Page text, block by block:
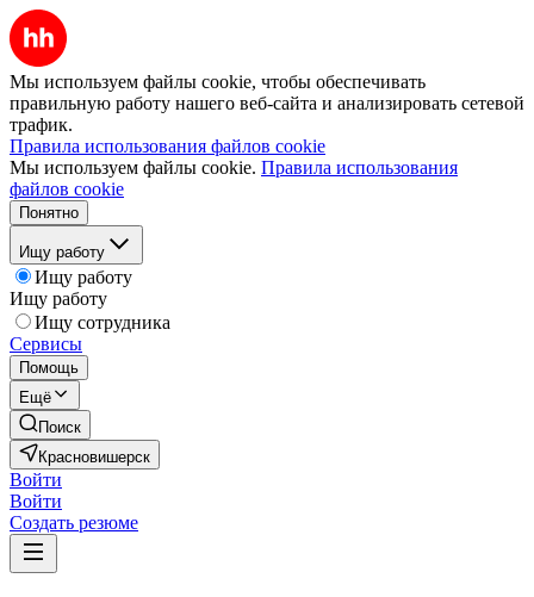
Мы используем файлы cookie, чтобы обеспечивать
правильную работу нашего веб-сайта и анализировать сетевой
трафик.
Правила использования файлов cookie
Мы используем файлы cookie. Правила использования
файлов cookie
Понятно
Ищу работу
Ищу работу
Ищу работу
Ищу сотрудника
Сервисы
Помощь
Ещё
Поиск
Красновишерск
Войти
Войти
Создать резюме